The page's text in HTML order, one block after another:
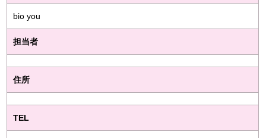
bio you
担当者
住所
TEL